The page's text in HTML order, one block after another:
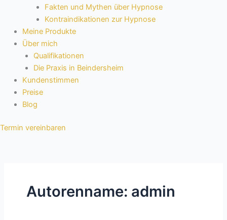
Fakten und Mythen über Hypnose
Kontraindikationen zur Hypnose
Meine Produkte
Über mich
Qualifikationen
Die Praxis in Beindersheim
Kundenstimmen
Preise
Blog
Termin vereinbaren
Autorenname: admin